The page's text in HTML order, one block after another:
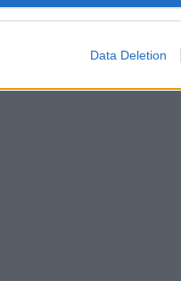
Data Deletion